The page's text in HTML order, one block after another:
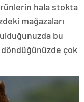
hala stokta
mağazaları
bu
döndüğünüzde çok